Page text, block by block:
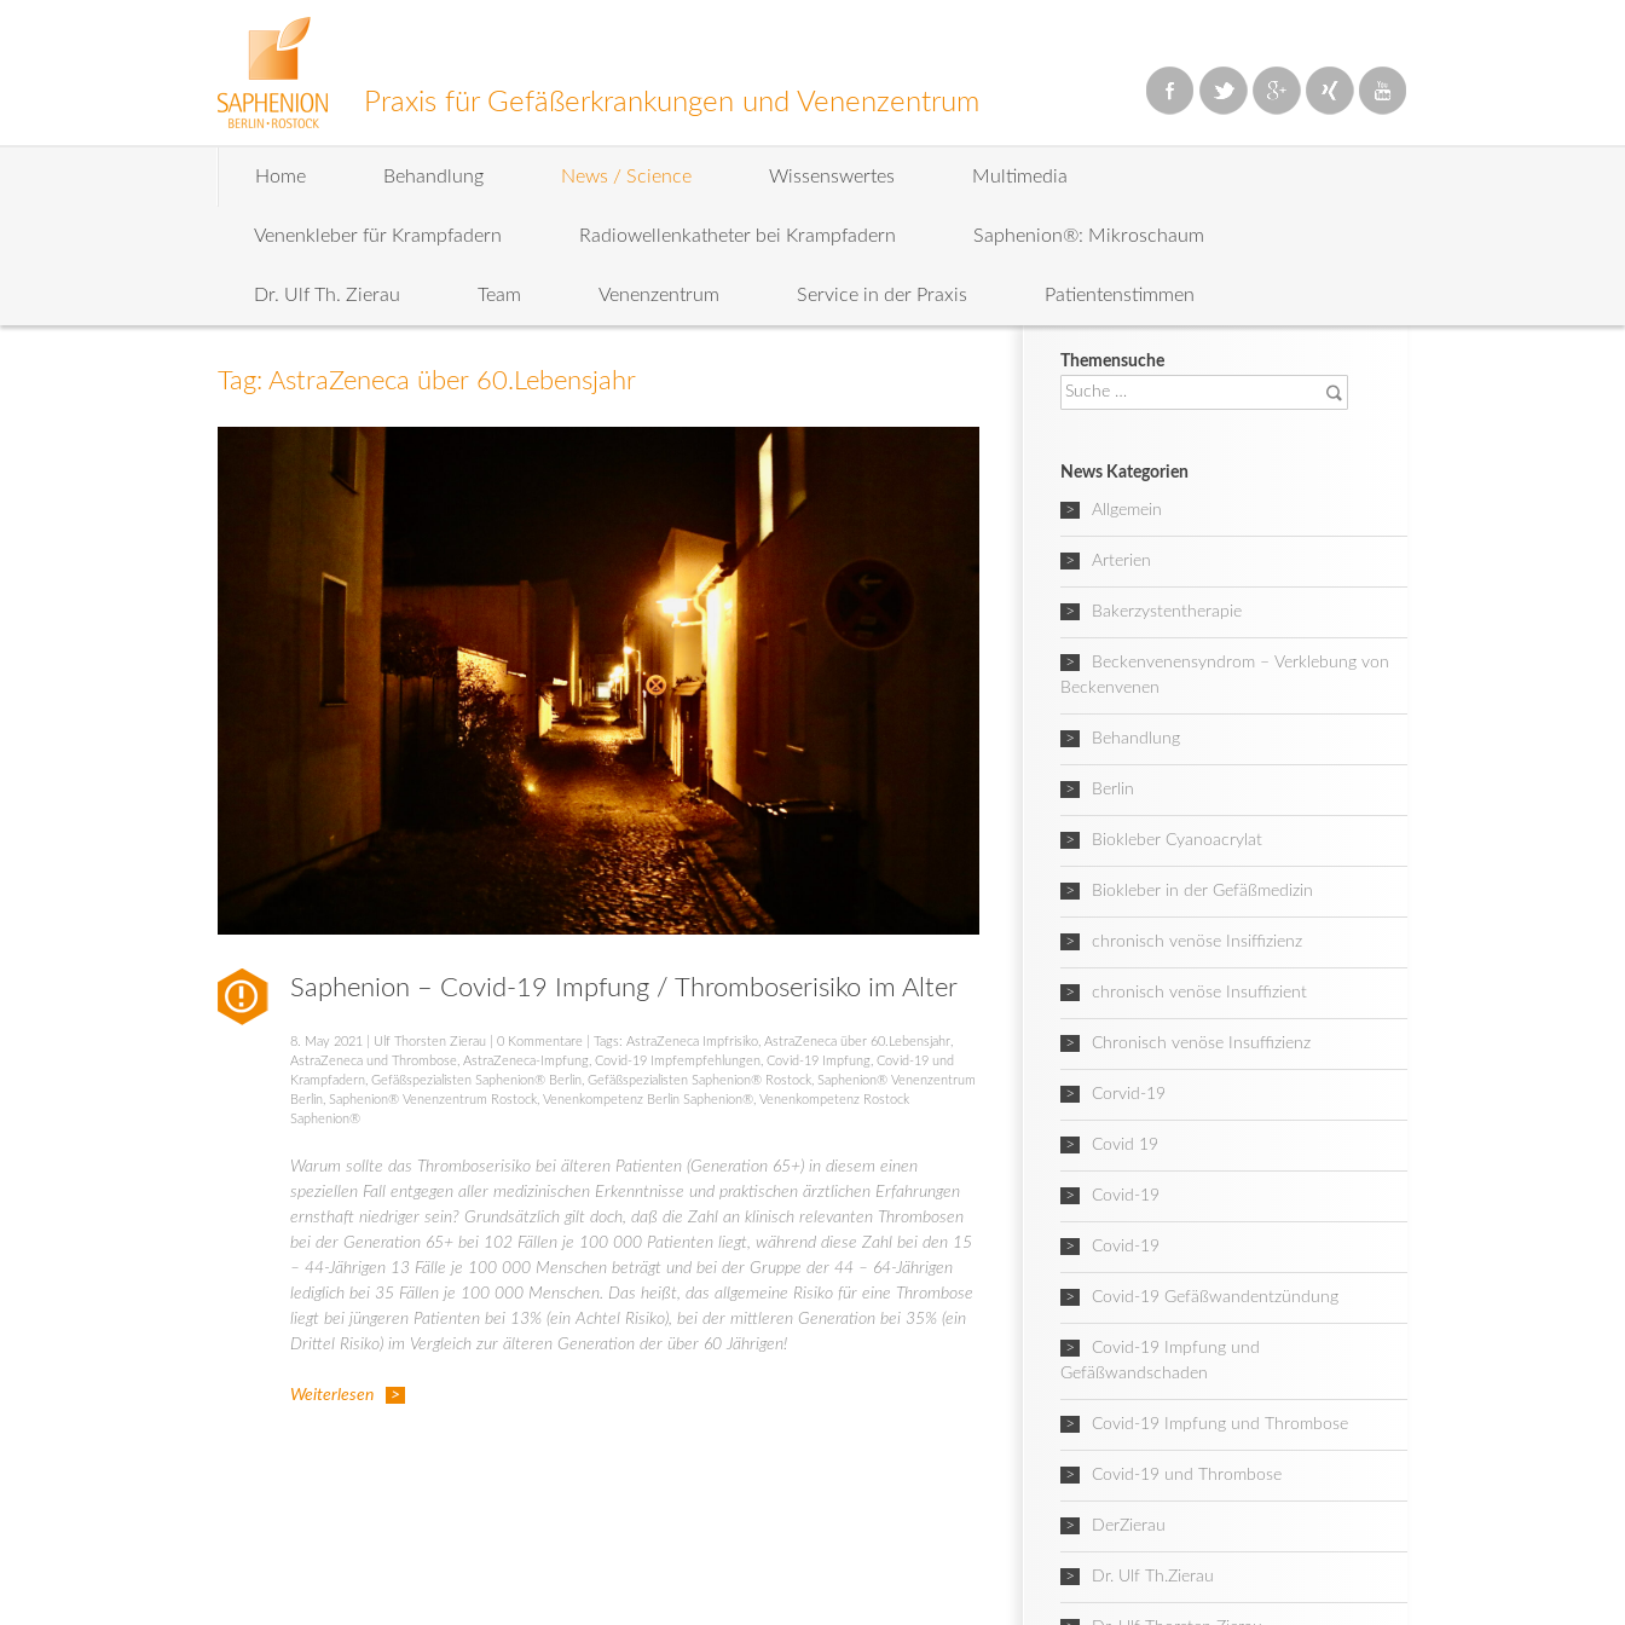
Praxis für Gefäßerkrankungen und Venenzentrum
Home Behandlung News / Science Wissenswertes Multimedia
Venenkleber für Krampfadern Radiowellenkatheter bei Krampfadern Saphenion®: Mikroschaum
Dr. Ulf Th. Zierau Team Venenzentrum Service in der Praxis Patientenstimmen
Tag: AstraZeneca über 60.Lebensjahr
Saphenion – Covid-19 Impfung / Thromboserisiko im Alter
8. May 2021 Ulf Thorsten Zierau 0 Kommentare | Tags: AstraZeneca Impfrisiko AstraZeneca über 60.Lebensjahr
AstraZeneca und Thrombose AstraZeneca-Impfung Covid-19 Impfempfehlungen Covid-19 Impfung Covid-19 und
Krampfadern Gefäßspezialisten Saphenion® Berlin Gefäßspezialisten Saphenion® Rostock Saphenion® Venenzentrum
Berlin Saphenion® Venenzentrum Rostock Venenkompetenz Berlin Saphenion® Venenkompetenz Rostock
Saphenion®
Warum sollte das Thromboserisiko bei älteren Patienten (Generation 65+) in diesem einen
speziellen Fall entgegen aller medizinischen Erkenntnisse und praktischen ärztlichen Erfahrungen
ernsthaft niedriger sein? Grundsätzlich gilt doch, daß die Zahl an klinisch relevanten Thrombosen
bei der Generation 65+ bei 102 Fällen je 100 000 Patienten liegt, während diese Zahl bei den 15
– 44-Jährigen 13 Fälle je 100 000 Menschen beträgt und bei der Gruppe der 44 – 64-Jährigen
lediglich bei 35 Fällen je 100 000 Menschen. Das heißt, das allgemeine Risiko für eine Thrombose
liegt bei jüngeren Patienten bei 13% (ein Achtel Risiko), bei der mittleren Generation bei 35% (ein
Drittel Risiko) im Vergleich zur älteren Generation der über 60 Jährigen!
Weiterlesen
Themensuche
Suche
nach:
News Kategorien
Allgemein
Arterien
Bakerzystentherapie
Beckenvenensyndrom – Verklebung von
Beckenvenen
Behandlung
Berlin
Biokleber Cyanoacrylat
Biokleber in der Gefäßmedizin
chronisch venöse Insiffizienz
chronisch venöse Insuffizient
Chronisch venöse Insuffizienz
Corvid-19
Covid 19
Covid-19
Covid-19
Covid-19 Gefäßwandentzündung
Covid-19 Impfung und
Gefäßwandschaden
Covid-19 Impfung und Thrombose
Covid-19 und Thrombose
DerZierau
Dr. Ulf Th.Zierau